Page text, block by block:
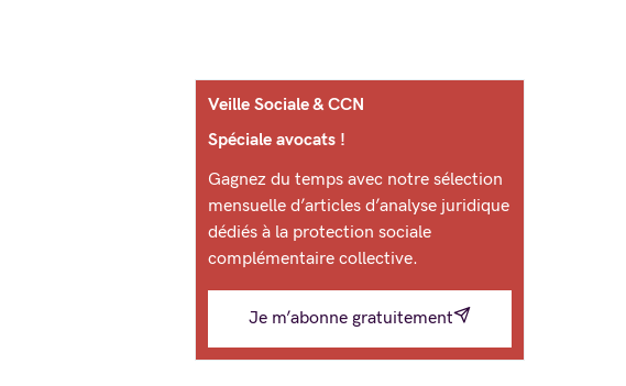
Veille Sociale & CCN
Spéciale avocats !
Gagnez du temps avec notre sélection
mensuelle d’articles d’analyse juridique
dédiés à la protection sociale
complémentaire collective.
Je m’abonne gratuitement